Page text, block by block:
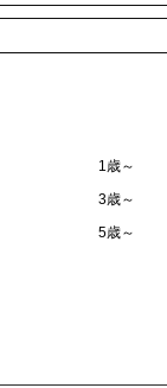
1歳～
3歳～
5歳～